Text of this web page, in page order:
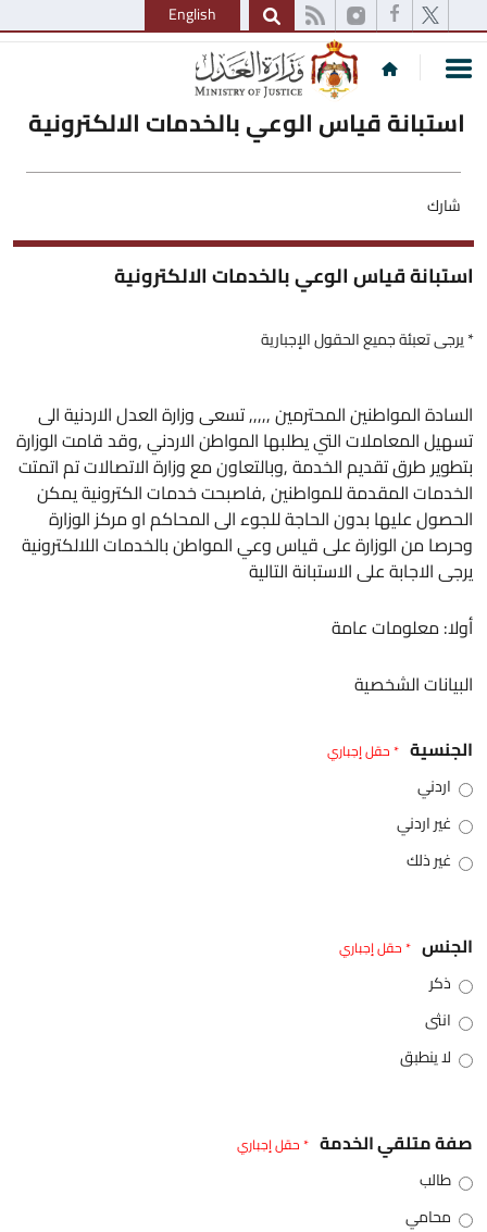
English
استبانة قياس الوعي بالخدمات الالكترونية
شارك
استبانة قياس الوعي بالخدمات الالكترونية
* يرجى تعبئة جميع الحقول الإجبارية
السادة المواطنين المحترمين ,,,,, تسعى وزارة العدل الاردنية الى
تسهيل المعاملات التي يطلبها المواطن الاردني ,وقد قامت الوزارة
بتطوير طرق تقديم الخدمة ,وبالتعاون مع وزارة الاتصالات تم اتمتت
الخدمات المقدمة للمواطنين ,فاصبحت خدمات الكترونية يمكن
الحصول عليها بدون الحاجة للجوء الى المحاكم او مركز الوزارة
وحرصا من الوزارة على قياس وعي المواطن بالخدمات اللالكترونية
يرجى الاجابة على الاستبانة التالية
أولا: معلومات عامة
البيانات الشخصية
الجنسية * حقل إجباري
اردني
غير اردني
غير ذلك
الجنس * حقل إجباري
ذكر
انثى
لا ينطبق
صفة متلقي الخدمة * حقل إجباري
طالب
محامي